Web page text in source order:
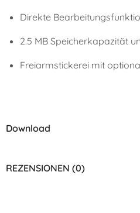
Direkte
2.5 MB Speicherkapazität
Freiarmstickerei mit
Download
REZENSIONEN (0)